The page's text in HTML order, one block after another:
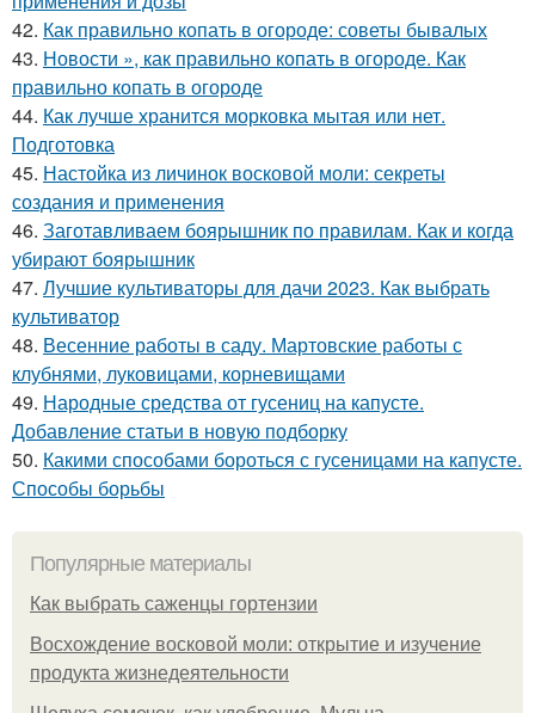
42. Как правильно копать в огороде: советы бывалых
43. Новости », как правильно копать в огороде. Как
правильно копать в огороде
44. Как лучше хранится морковка мытая или нет.
Подготовка
45. Настойка из личинок восковой моли: секреты
создания и применения
46. Заготавливаем боярышник по правилам. Как и когда
убирают боярышник
47. Лучшие культиваторы для дачи 2023. Как выбрать
культиватор
48. Весенние работы в саду. Мартовские работы с
клубнями, луковицами, корневищами
49. Народные средства от гусениц на капусте.
Добавление статьи в новую подборку
50. Какими способами бороться с гусеницами на капусте.
Способы борьбы
Популярные материалы
Как выбрать саженцы гортензии
Восхождение восковой моли: открытие и изучение
продукта жизнедеятельности